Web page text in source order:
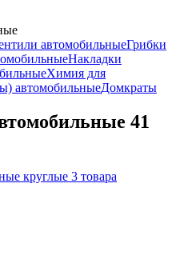
автомобильныеГрибки
Накладки
Химия для
автомобильныеДомкраты
41
круглые 3 товара